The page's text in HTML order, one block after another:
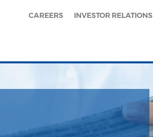
CAREERS INVESTOR RELATIONS